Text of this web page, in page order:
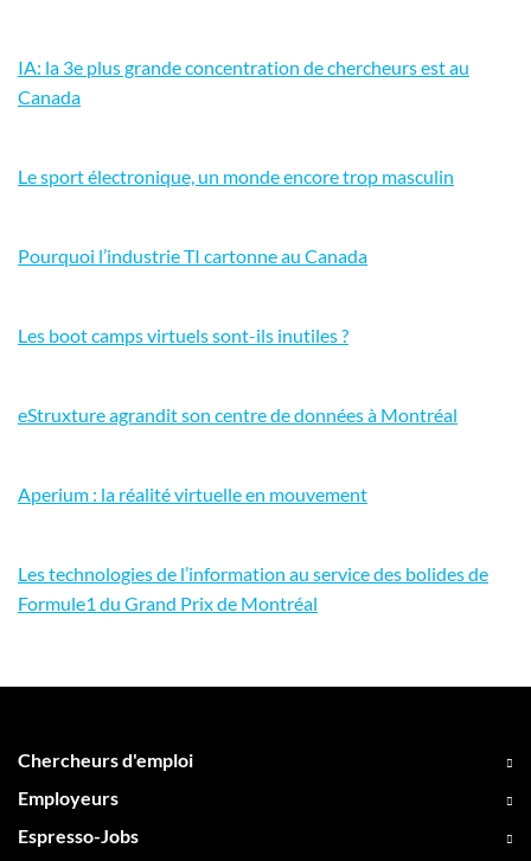
IA: la 3e plus grande concentration de chercheurs est au
Canada
Le sport électronique, un monde encore trop masculin
Pourquoi l’industrie TI cartonne au Canada
Les boot camps virtuels sont-ils inutiles ?
eStruxture agrandit son centre de données à Montréal
Aperium : la réalité virtuelle en mouvement
Les technologies de l’information au service des bolides de
Formule1 du Grand Prix de Montréal
Chercheurs d'emploi
Employeurs
Espresso-Jobs